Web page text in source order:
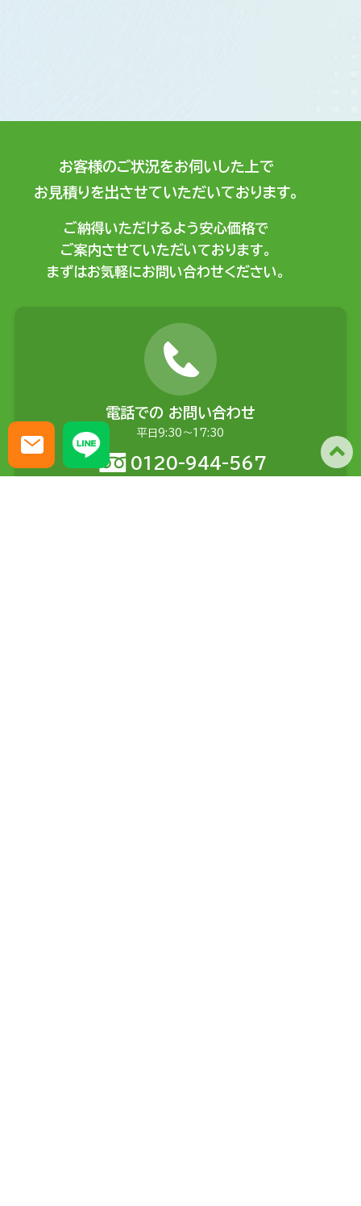
お客様のご状況をお伺いした上で
お見積りを出させていただいております。
ご納得いただけるよう安心価格で
ご案内させていただいております。
まずはお気軽にお問い合わせください。
電話での お問い合わせ
平日9:30〜17:30
0120-944-567